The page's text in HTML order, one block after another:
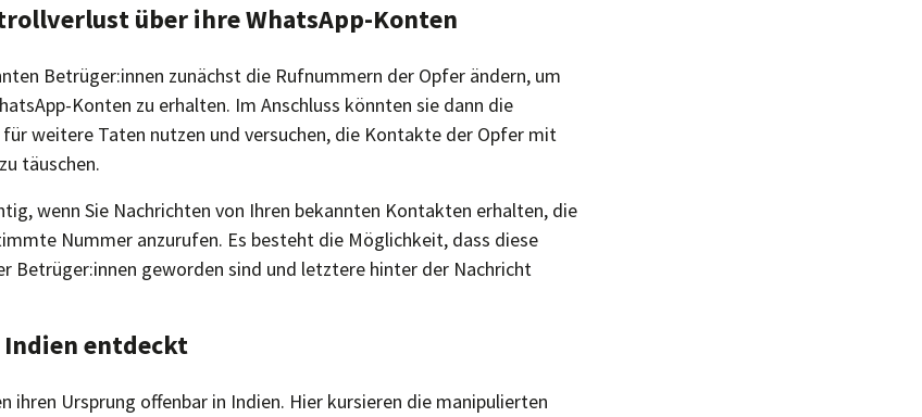
über ihre WhatsApp-Konten
Betrüger:innen zunächst die Rufnummern der Opfer ändern, um
Konten zu erhalten. Im Anschluss könnten sie dann die
weitere Taten nutzen und versuchen, die Kontakte der Opfer mit
täuschen.
wenn Sie Nachrichten von Ihren bekannten Kontakten erhalten, die
Nummer anzurufen. Es besteht die Möglichkeit, dass diese
Betrüger:innen geworden sind und letztere hinter der Nachricht
Indien entdeckt
ihren Ursprung offenbar in Indien. Hier kursieren die manipulierten